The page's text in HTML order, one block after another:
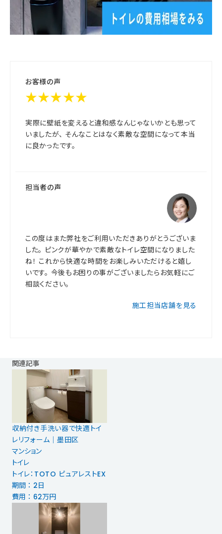
お客様の声
★★★★★
実際に壁紙を変えると違和感なんじゃないかとも思って
いましたが、 そんなことはなく素敵な空間になって本当
に良かったです。
担当者の声
この度はまた弊社をご利用いただきありがとうございま
した。 ピンクが華やかで素敵なトイレ空間になりました
ね！ これから快適な時間をお楽しみいただけると嬉し
いです。 今後もお困りの事がございましたらお気軽にご
相談ください。
施工担当店舗を見る
関連記事
収納付き手洗い器で快適トイ
レリフォーム｜墨田区
マンション
トイレ
トイレ：TOTO ピュアレストEX
期間 ： 2日
費用 ： 62万円